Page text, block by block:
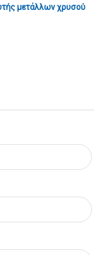
μετάλλων χρυσού